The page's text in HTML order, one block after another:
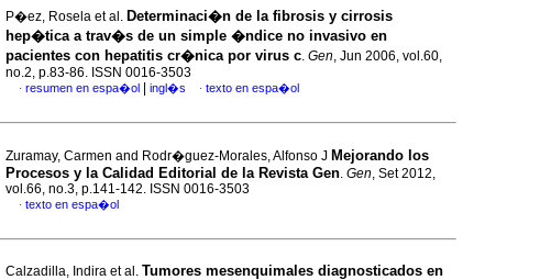
P�ez, Rosela et al. Determinaci�n de la fibrosis y cirrosis
hep�tica a trav�s de un simple �ndice no invasivo en
pacientes con hepatitis cr�nica por virus c. Gen, Jun 2006, vol.60,
no.2, p.83-86. ISSN 0016-3503
· resumen en espa�ol ingl�s · texto en espa�ol
Zuramay, Carmen and Rodr�guez-Morales, Alfonso J Mejorando los
Procesos y la Calidad Editorial de la Revista Gen. Gen, Set 2012,
vol.66, no.3, p.141-142. ISSN 0016-3503
· texto en espa�ol
Calzadilla, Indira et al. Tumores mesenquimales diagnosticados en